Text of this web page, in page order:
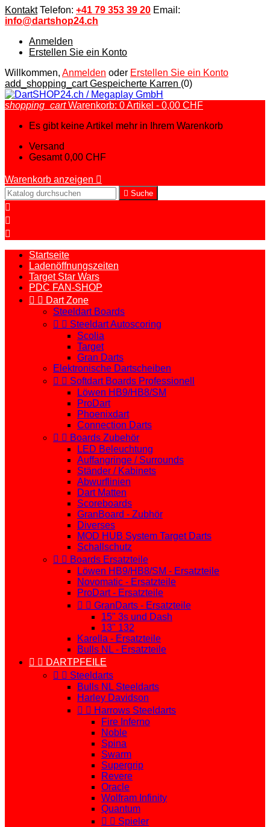
Kontakt Telefon: +41 79 353 39 20 Email:
info@dartshop24.ch
Anmelden
Erstellen Sie ein Konto
Willkommen, Anmelden oder Erstellen Sie ein Konto
add_shopping_cartGespeicherte Karren (0)
shopping_cart Warenkorb: 0Artikel - 0,00 CHF
Es gibt keine Artikel mehr in Ihrem Warenkorb
Versand
Gesamt 0,00 CHF
Warenkorb anzeigen 
 Suche



Startseite
Ladenöffnungszeiten
Target Star Wars
PDC FAN-SHOP
  Dart Zone
Steeldart Boards
  Steeldart Autoscoring
Scolia
Target
Gran Darts
Elektronische Dartscheiben
  Softdart Boards Professionell
Löwen HB9/HB8/SM
ProDart
Phoenixdart
Connection Darts
  Boards Zubehör
LED Beleuchtung
Auffangringe / Surrounds
Ständer / Kabinets
Abwurflinien
Dart Matten
Scoreboards
GranBoard - Zubhör
Diverses
MOD HUB System Target Darts
Schallschutz
  Boards Ersatzteile
Löwen HB9/HB8/SM - Ersatzteile
Novomatic - Ersatzteile
ProDart - Ersatzteile
  GranDarts - Ersatzteile
15" 3s und Dash
13" 132
Karella - Ersatzteile
Bulls NL - Ersatzteile
  DARTPFEILE
  Steeldarts
Bulls NL Steeldarts
Harley Davidson
  Harrows Steeldarts
Fire Inferno
Noble
Spina
Swarm
Supergrip
Revere
Oracle
Wolfram Infinity
Quantum
  Spieler